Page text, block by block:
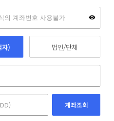
자) 법인/단체
계좌조회